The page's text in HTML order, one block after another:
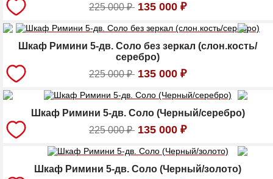
225 000₽ 135 000 ₽
Шкаф Римини 5-дв. Соло без зеркал (слон.кость/
серебро)
225 000₽ 135 000 ₽
Шкаф Римини 5-дв. Соло (Черный/серебро)
225 000₽ 135 000 ₽
Шкаф Римини 5-дв. Соло (Черный/золото)